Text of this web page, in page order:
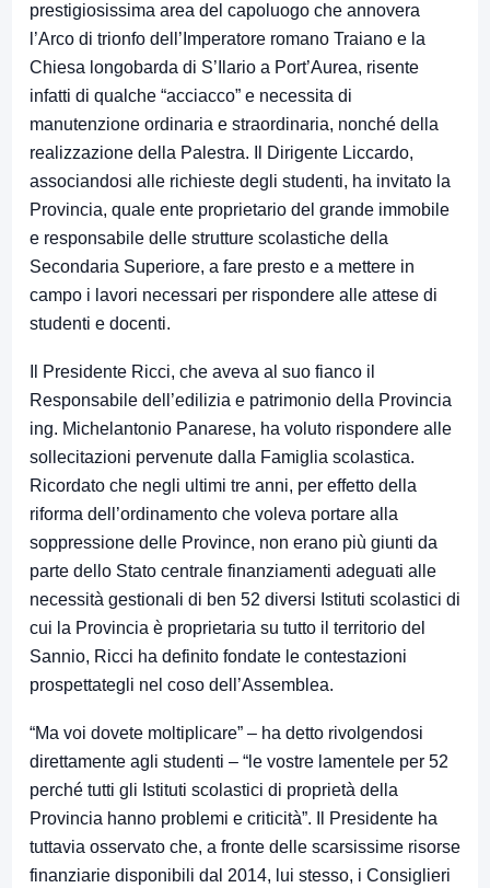
prestigiosissima area del capoluogo che annovera
l’Arco di trionfo dell’Imperatore romano Traiano e la
Chiesa longobarda di S’Ilario a Port’Aurea, risente
infatti di qualche “acciacco” e necessita di
manutenzione ordinaria e straordinaria, nonché della
realizzazione della Palestra. Il Dirigente Liccardo,
associandosi alle richieste degli studenti, ha invitato la
Provincia, quale ente proprietario del grande immobile
e responsabile delle strutture scolastiche della
Secondaria Superiore, a fare presto e a mettere in
campo i lavori necessari per rispondere alle attese di
studenti e docenti.
Il Presidente Ricci, che aveva al suo fianco il
Responsabile dell’edilizia e patrimonio della Provincia
ing. Michelantonio Panarese, ha voluto rispondere alle
sollecitazioni pervenute dalla Famiglia scolastica.
Ricordato che negli ultimi tre anni, per effetto della
riforma dell’ordinamento che voleva portare alla
soppressione delle Province, non erano più giunti da
parte dello Stato centrale finanziamenti adeguati alle
necessità gestionali di ben 52 diversi Istituti scolastici di
cui la Provincia è proprietaria su tutto il territorio del
Sannio, Ricci ha definito fondate le contestazioni
prospettategli nel coso dell’Assemblea.
“Ma voi dovete moltiplicare” – ha detto rivolgendosi
direttamente agli studenti – “le vostre lamentele per 52
perché tutti gli Istituti scolastici di proprietà della
Provincia hanno problemi e criticità”. Il Presidente ha
tuttavia osservato che, a fronte delle scarsissime risorse
finanziarie disponibili dal 2014, lui stesso, i Consiglieri